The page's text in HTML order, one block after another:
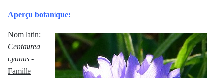
Aperçu botanique:
Nom latin:
Centaurea
cyanus -
Famille